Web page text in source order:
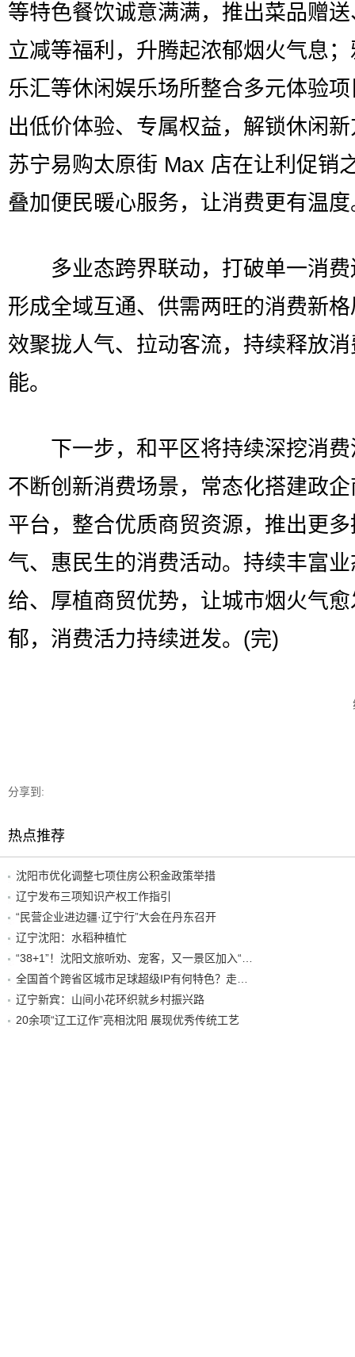
等特色餐饮诚意满满，推出菜品赠
立减等福利，升腾起浓郁烟火气息
乐汇等休闲娱乐场所整合多元体验
出低价体验、专属权益，解锁休闲
苏宁易购太原街 Max 店在让利促销
叠加便民暖心服务，让消费更有温度
多业态跨界联动，打破单一消费
形成全域互通、供需两旺的消费新
效聚拢人气、拉动客流，持续释放
能。
下一步，和平区将持续深挖消费
不断创新消费场景，常态化搭建政
平台，整合优质商贸资源，推出更
气、惠民生的消费活动。持续丰富
给、厚植商贸优势，让城市烟火气
郁，消费活力持续迸发。(完)
分享到:
热点推荐
沈阳市优化调整七项住房公积金政策举措
辽宁发布三项知识产权工作指引
“民营企业进边疆·辽宁行”大会在丹东召开
辽宁沈阳：水稻种植忙
辽宁新宾：山间小花环织就乡村振兴路
20余项“辽工辽作”亮相沈阳 展现优秀传统工艺